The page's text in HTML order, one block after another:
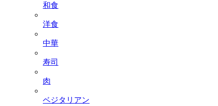
和食
洋食
中華
寿司
肉
ベジタリアン